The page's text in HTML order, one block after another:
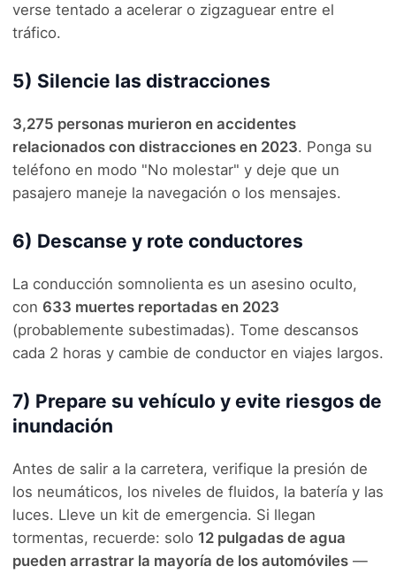
verse tentado a acelerar o zigzaguear entre el
tráfico.
5) Silencie las distracciones
3,275 personas murieron en accidentes
relacionados con distracciones en 2023. Ponga su
teléfono en modo "No molestar" y deje que un
pasajero maneje la navegación o los mensajes.
6) Descanse y rote conductores
La conducción somnolienta es un asesino oculto,
con 633 muertes reportadas en 2023
(probablemente subestimadas). Tome descansos
cada 2 horas y cambie de conductor en viajes largos.
7) Prepare su vehículo y evite riesgos de
inundación
Antes de salir a la carretera, verifique la presión de
los neumáticos, los niveles de fluidos, la batería y las
luces. Lleve un kit de emergencia. Si llegan
tormentas, recuerde: solo 12 pulgadas de agua
pueden arrastrar la mayoría de los automóviles —